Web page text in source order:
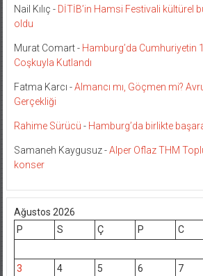
Nail Kılıç - DİTİB’in Hamsi Festivali kültürel
oldu
Murat Comart- Hamburg’da Cumhuriyetin
Coşkuyla Kutlandı
Fatma Karcı -Almancı mı, Göçmen mi?
Gerçekliği
Rahime Sürücü - Hamburg’da birlikte
Samaneh Kaygusuz-Alper Oflaz THM
konser
Ağustos 2026
P
S Ç P C
3
4 5 6 7